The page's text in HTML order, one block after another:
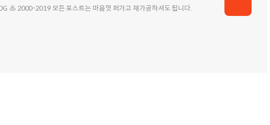
♨ 2000-2019 모든 포스트는 마음껏 퍼가고 재가공하셔도 됩니다.